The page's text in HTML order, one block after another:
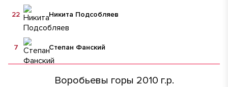
Никита Подсобляев
22
Степан Фанский
7
Воробьевы горы 2010 г.р.